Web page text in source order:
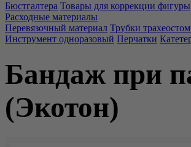
Бюстгалтера Товары для коррекции фигуры
Расходные материалы
Перевязочный материал Трубки
Инструмент одноразовый Перчатки
Бандаж при
(Экотон)